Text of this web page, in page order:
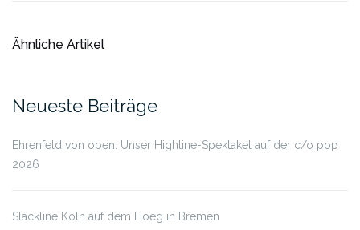
Ähnliche Artikel
Neueste Beiträge
Ehrenfeld von oben: Unser Highline-Spektakel auf der c/o pop
2026
Slackline Köln auf dem Hoeg in Bremen